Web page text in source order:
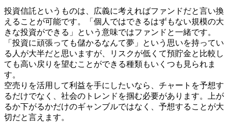
投資信託というものは、広義に考えればファンドだと言い換
えることが可能です。「個人ではできるはずもない規模の大
きな投資ができる」という意味ではファンドと一緒です。
「投資に頑張っても儲かるなんて夢」という思いを持ってい
る人が大半だと思いますが、リスクが低くて預貯金と比較し
ても高い戻りを望むことができる種類もいくつも見られま
す。
空売りを活用して利益を手にしたいなら、チャートを予想す
るだけでなく、社会のトレンドを掴む必要があります。上が
るか下がるかだけのギャンブルではなく、予想することが大
切だと言えます。